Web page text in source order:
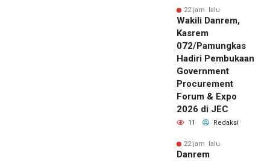
22 jam lalu
Wakili Danrem,
Kasrem
072/Pamungkas
Hadiri Pembukaan
Government
Procurement
Forum & Expo
2026 di JEC
11 Redaksi
22 jam lalu
Danrem